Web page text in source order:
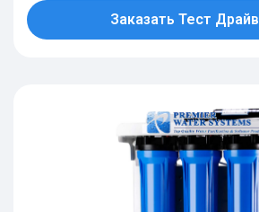
Заказать Тест Драйв